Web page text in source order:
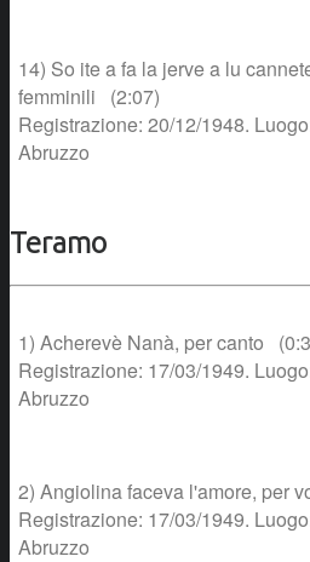
14) So ite a fa la jerve a lu
femminili (2:07)
Registrazione: 20/12/1948.
Abruzzo
Teramo
1) Acherevè Nanà, per canto
Registrazione: 17/03/1949.
Abruzzo
2) Angiolina faceva l'amore, per
Registrazione: 17/03/1949.
Abruzzo